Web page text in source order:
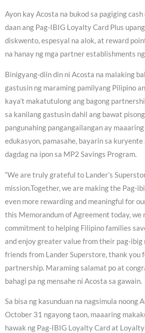
Ayon kay Acosta na bukod sa pagiging
daan ang Pag-IBIG Loyalty Card Plus
diskwento, espesyal na alok, at reward
na hanay ng mga partner establishments
Binigyang-diin din ni Acosta na malaking
gastusin ng maraming pamilyang Pilipino
kaya’t makatutulong ang bagong
sa kanilang gastusin dahil ang bawat
pangunahing pangangailangan ay
edukasyon, pamasahe, bayarin sa
dagdag na ipon sa MP2 Savings Program.
“We are truly grateful to Lander’s
mission.Together, we are making the Pag-
even more rewarding and meaningful for
this Memorandum of Agreement today, we
commitment to helping Filipino families
and enjoy greater value from their pag-ibig
friends from Lander Superstore, thank you
partnership. Maraming salamat po at
bahagi pa ng mensahe ni Acosta sa gawain.
Sa bisa ng kasunduan na nagsimula noong
October 31 ngayong taon, maaaring
hawak ng Pag-IBIG Loyalty Card at